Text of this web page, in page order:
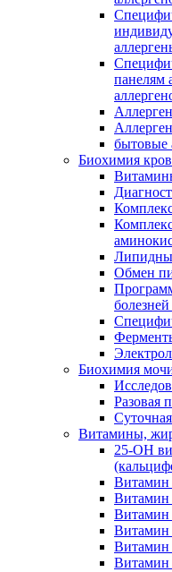
панелям
бытовые
Биохимия
Обмен
Биохимия
Разовая
Витамины,
25-OH
Витамин
Витамин
Витамин
Витамин
Витамин
Витамин